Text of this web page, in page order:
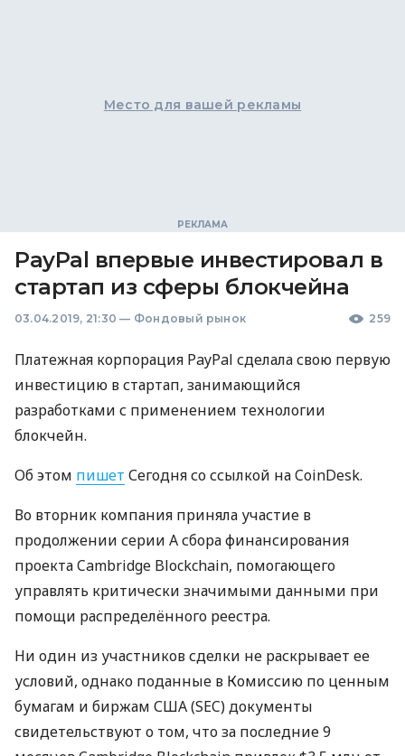
Место для вашей рекламы
PayPal впервые инвестировал в
стартап из сферы блокчейна
03.04.2019, 21:30 — Фондовый рынок 259
Платежная корпорация PayPal сделала свою первую
инвестицию в стартап, занимающийся
разработками с применением технологии
блокчейн.
Об этом пишет Сегодня со ссылкой на CoinDesk.
Во вторник компания приняла участие в
продолжении серии A сбора финансирования
проекта Cambridge Blockchain, помогающего
управлять критически значимыми данными при
помощи распределённого реестра.
Ни один из участников сделки не раскрывает ее
условий, однако поданные в Комиссию по ценным
бумагам и биржам США(SEC) документы
свидетельствуют о том, что за последние 9